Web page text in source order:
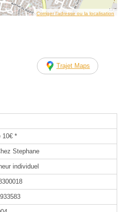
Corriger l’adresse ou la localisation
Trajet Maps
10€ *
Stephane
individuel